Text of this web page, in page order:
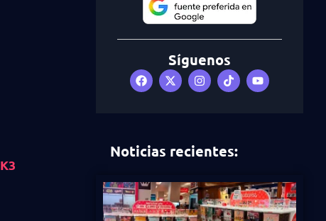
Síguenos
Noticias recientes: